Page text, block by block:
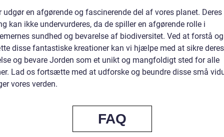
udgør en afgørende og fascinerende del af vores planet. Deres
kan ikke undervurderes, da de spiller en afgørende rolle i
sundhed og bevarelse af biodiversitet. Ved at forstå og
disse fantastiske kreationer kan vi hjælpe med at sikre deres
og bevare Jorden som et unikt og mangfoldigt sted for alle
Lad os fortsætte med at udforske og beundre disse små
vores verden.
FAQ